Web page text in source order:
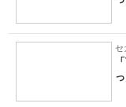
電子設計の基本と
エネルギーの専門
セ